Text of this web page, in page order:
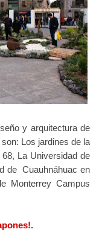
y arquitectura de
Los jardines de la
La Universidad de
de Cuauhnáhuac en
Monterrey Campus